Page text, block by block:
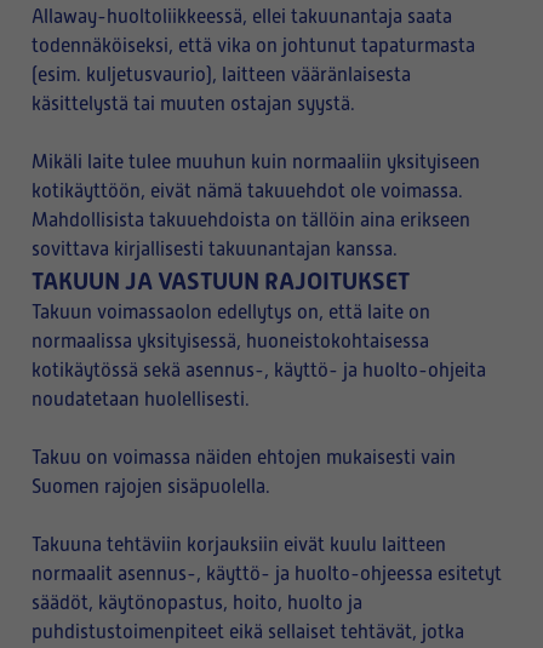
Allaway-huoltoliikkeessä, ellei takuunantaja saata
todennäköiseksi, että vika on johtunut tapaturmasta
(esim. kuljetusvaurio), laitteen vääränlaisesta
käsittelystä tai muuten ostajan syystä.
Mikäli laite tulee muuhun kuin normaaliin yksityiseen
kotikäyttöön, eivät nämä takuuehdot ole voimassa.
Mahdollisista takuuehdoista on tällöin aina erikseen
sovittava kirjallisesti takuunantajan kanssa.
TAKUUN JA VASTUUN RAJOITUKSET
Takuun voimassaolon edellytys on, että laite on
normaalissa yksityisessä, huoneistokohtaisessa
kotikäytössä sekä asennus-, käyttö- ja huolto-ohjeita
noudatetaan huolellisesti.
Takuu on voimassa näiden ehtojen mukaisesti vain
Suomen rajojen sisäpuolella.
Takuuna tehtäviin korjauksiin eivät kuulu laitteen
normaalit asennus-, käyttö- ja huolto-ohjeessa esitetyt
säädöt, käytönopastus, hoito, huolto ja
puhdistustoimenpiteet eikä sellaiset tehtävät, jotka